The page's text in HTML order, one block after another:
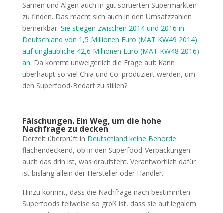
Samen und Algen auch in gut sortierten Supermärkten
zu finden. Das macht sich auch in den Umsatzzahlen
bemerkbar: Sie stiegen zwischen 2014 und 2016 in
Deutschland von 1,5 Millionen Euro (MAT KW49 2014)
auf unglaubliche 42,6 Millionen Euro (MAT KW48 2016)
an. Da kommt unweigerlich die Frage auf: Kann
überhaupt so viel Chia und Co. produziert werden, um
den Superfood-Bedarf zu stillen?
Fälschungen. Ein Weg, um die hohe
Nachfrage zu decken
Derzeit überprüft in Deutschland keine Behörde
flächendeckend, ob in den Superfood-Verpackungen
auch das drin ist, was draufsteht. Verantwortlich dafür
ist bislang allein der Hersteller oder Händler.
Hinzu kommt, dass die Nachfrage nach bestimmten
Superfoods teilweise so groß ist, dass sie auf legalem